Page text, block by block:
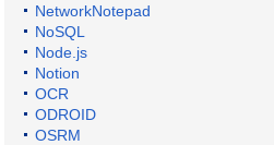
NetworkNotepad
NoSQL
Node.js
Notion
OCR
ODROID
OSRM